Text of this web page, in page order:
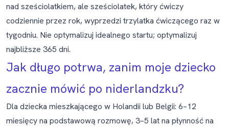
nad sześciolatkiem, ale sześciolatek, który ćwiczy
codziennie przez rok, wyprzedzi trzylatka ćwiczącego raz w
tygodniu. Nie optymalizuj idealnego startu; optymalizuj
najbliższe 365 dni.
Jak długo potrwa, zanim moje dziecko
zacznie mówić po niderlandzku?
Dla dziecka mieszkającego w Holandii lub Belgii: 6–12
miesięcy na podstawową rozmowę, 3–5 lat na płynność na